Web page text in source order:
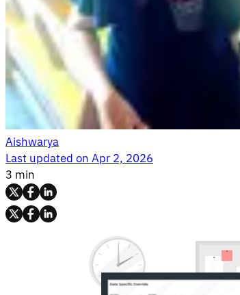
Aishwarya
Last updated onApr 2, 2026
3 min